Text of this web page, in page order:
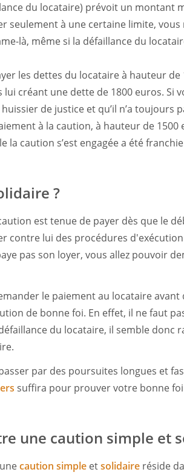
du locataire) prévoit un montant
seulement à une certaine limite,
là, même si la défaillance du
les dettes du locataire à hauteur
créant une dette de 1800 euros. Si
de justice et qu’il n’a toujours
à la caution, à hauteur de 1500
caution s’est engagée a été
?
est tenue de payer dès que le
contre lui des procédures
pas son loyer, vous allez pouvoir
le paiement au locataire avant
de bonne foi. En effet, il ne faut
du locataire, il semble donc
par des poursuites longues et
suffira pour prouver votre bonne
une caution simple et
caution simple etsolidaire réside